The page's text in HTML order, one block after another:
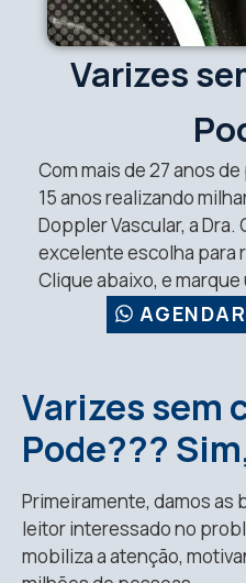
Varizes
Com mais de 27 anos
15 anos realizando
Doppler Vascular, a Dra.
excelente escolha para
Clique abaixo, e
Varizes sem
Pode???
Primeiramente, damos as
leitor interessado no
mobiliza a atenção,